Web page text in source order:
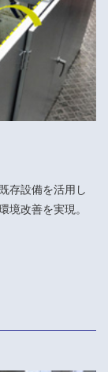
存設備を活用し
境改善を実現。